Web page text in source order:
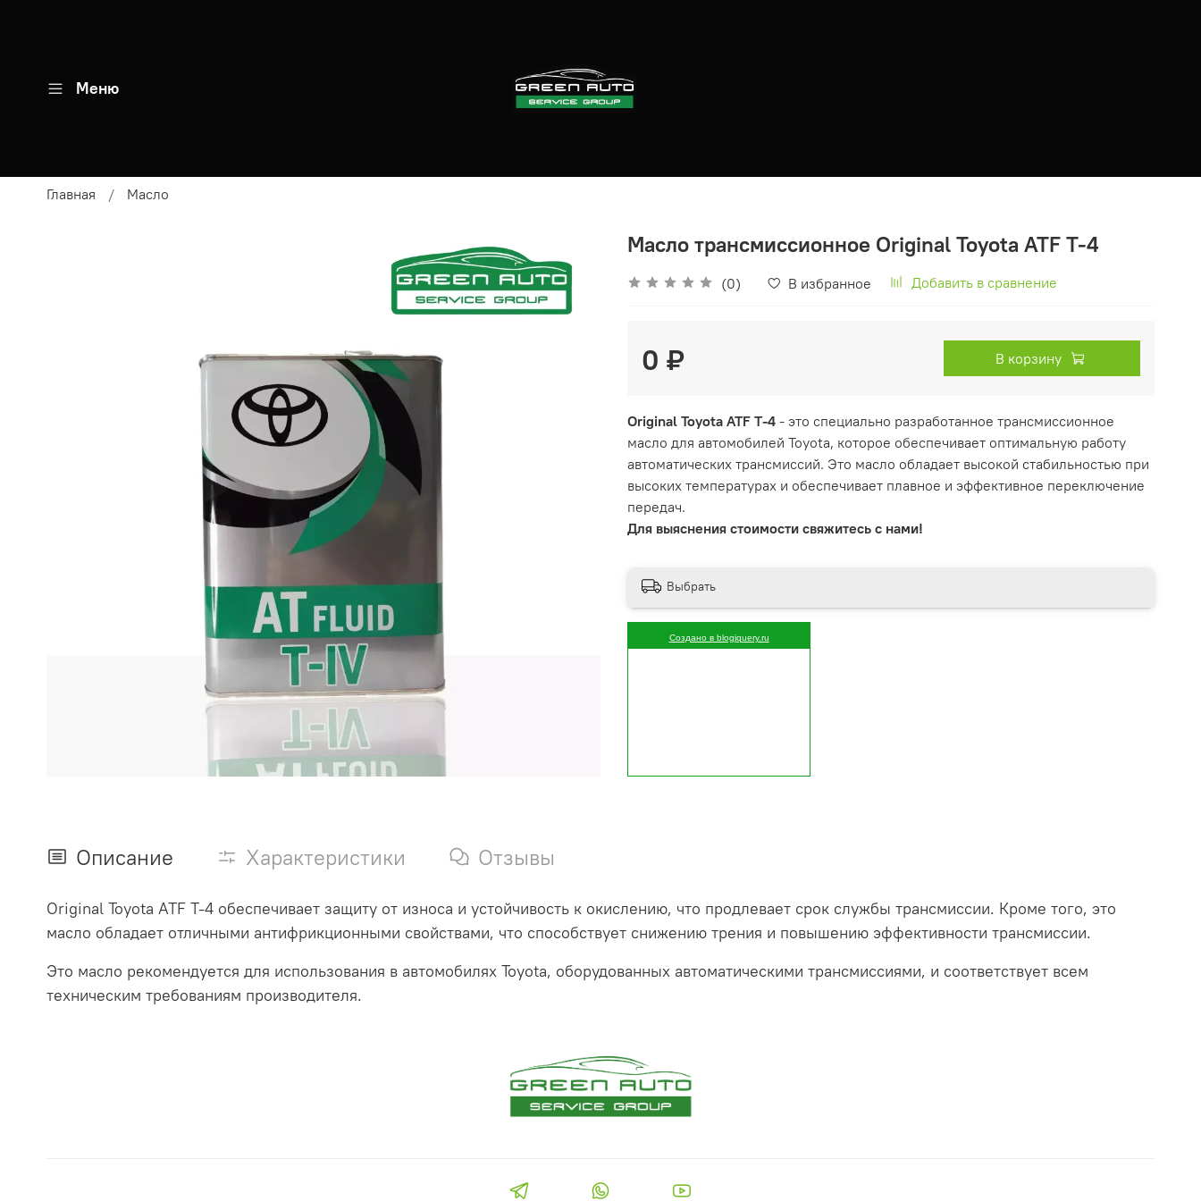
Меню
Главная Масло
Масло трансмиссионное Original Toyota ATF T-4
(0) В избранное Добавить в сравнение
0 ₽ В корзину
Original Toyota ATF T-4 - это специально разработанное трансмиссионное
масло для автомобилей Toyota, которое обеспечивает оптимальную работу
автоматических трансмиссий. Это масло обладает высокой стабильностью при
высоких температурах и обеспечивает плавное и эффективное переключение
передач.
Для выяснения стоимости свяжитесь с нами!
Выбрать
Создано в blogjquery.ru
Описание Характеристики Отзывы
Original Toyota ATF T-4 обеспечивает защиту от износа и устойчивость к окислению, что продлевает срок службы трансмиссии. Кроме того, это
масло обладает отличными антифрикционными свойствами, что способствует снижению трения и повышению эффективности трансмиссии.
Это масло рекомендуется для использования в автомобилях Toyota, оборудованных автоматическими трансмиссиями, и соответствует всем
техническим требованиям производителя.